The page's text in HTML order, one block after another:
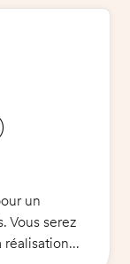
de
un
Vous serez
réalisation